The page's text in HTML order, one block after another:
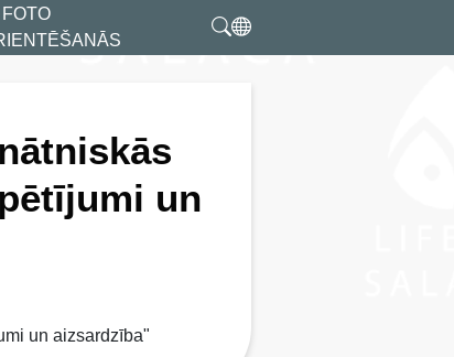
FOTO
un
un aizsardzība"